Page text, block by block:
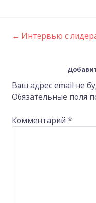
Post
← Интервью с
Ваш адрес email не
Обязательные поля
Комментарий *